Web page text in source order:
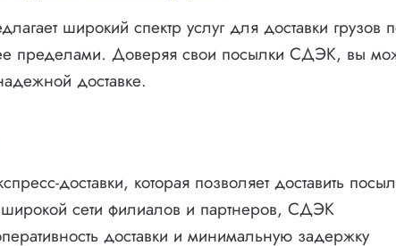
широкий спектр услуг для доставки грузов
пределами. Доверяя свои посылки СДЭК, вы
доставке.
доставки, которая позволяет доставить
сети филиалов и партнеров, СДЭК
доставки и минимальную задержку